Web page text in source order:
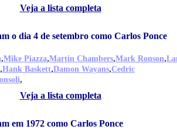
Veja a lista completa
o dia 4 de setembro como Carlos Ponce
,Mike Piazza,Martin Chambers,Mark Ronson,
,Hank Baskett,Damon Wayans,Cedric
,
Veja a lista completa
em 1972 como Carlos Ponce